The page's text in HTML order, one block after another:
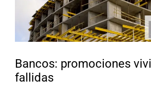
Bancos: promociones
fallidas